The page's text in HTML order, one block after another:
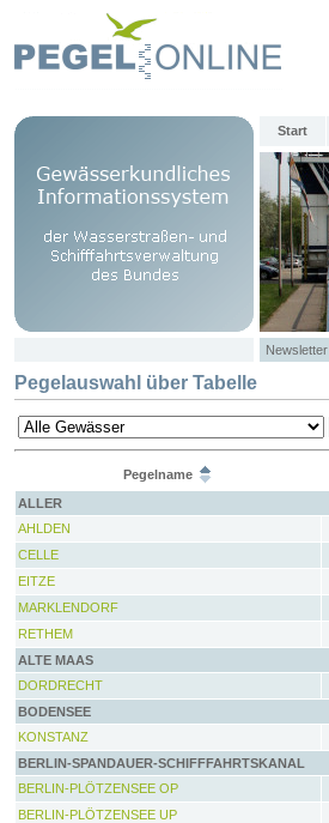
Start
Newsletter
Pegelauswahl über Tabelle
Pegelname
ALLER
AHLDEN
CELLE
EITZE
MARKLENDORF
RETHEM
ALTE MAAS
DORDRECHT
BODENSEE
KONSTANZ
BERLIN-SPANDAUER-SCHIFFFAHRTSKANAL
BERLIN-PLÖTZENSEE OP
BERLIN-PLÖTZENSEE UP